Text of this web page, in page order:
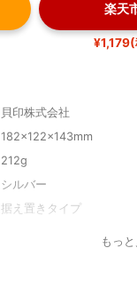
楽天
貝印株式会社
182×122×143mm
212g
シルバー
据え置きタイプ
もっ